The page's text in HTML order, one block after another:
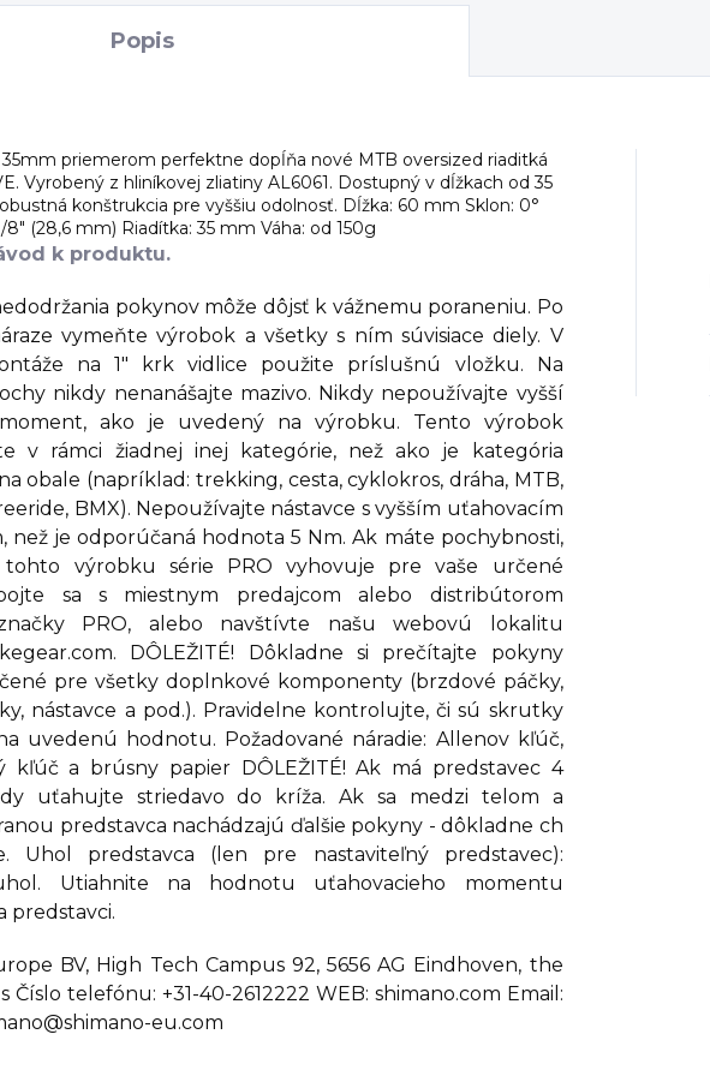
Popis
priemerom perfektne dopĺňa nové MTB oversized riaditká
Vyrobený z hliníkovej zliatiny AL6061. Dostupný v dĺžkach od 35
konštrukcia pre vyššiu odolnosť. Dĺžka: 60 mm Sklon: 0°
8" (28,6 mm) Riadítka: 35 mm Váha: od 150g
k produktu.
pokynov môže dôjsť k vážnemu poraneniu. Po
vymeňte výrobok a všetky s ním súvisiace diely. V
na 1" krk vidlice použite príslušnú vložku. Na
nikdy nenanášajte mazivo. Nikdy nepoužívajte vyšší
ako je uvedený na výrobku. Tento výrobok
v rámci žiadnej inej kategórie, než ako je kategória
obale (napríklad: trekking, cesta, cyklokros, dráha, MTB,
BMX). Nepoužívajte nástavce s vyšším uťahovacím
než je odporúčaná hodnota 5 Nm. Ak máte pochybnosti,
výrobku série PRO vyhovuje pre vaše určené
sa s miestnym predajcom alebo distribútorom
PRO, alebo navštívte našu webovú lokalitu
DÔLEŽITÉ! Dôkladne si prečítajte pokyny
pre všetky doplnkové komponenty (brzdové páčky,
nástavce a pod.). Pravidelne kontrolujte, či sú skrutky
uvedenú hodnotu. Požadované náradie: Allenov kľúč,
kľúč a brúsny papier DÔLEŽITÉ! Ak má predstavec 4
uťahujte striedavo do kríža. Ak sa medzi telom a
predstavca nachádzajú ďalšie pokyny - dôkladne ch
Uhol predstavca (len pre nastaviteľný predstavec):
Utiahnite na hodnotu uťahovacieho momentu
predstavci.
BV, High Tech Campus 92, 5656 AG Eindhoven, the
Číslo telefónu: +31-40-2612222 WEB: shimano.com Email:
eu.com